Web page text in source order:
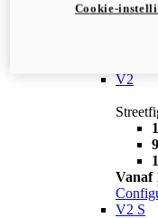
V2
Vanaf
V2 S
Cookie-